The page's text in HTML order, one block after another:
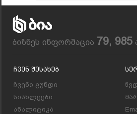
ბიზნეს ინფორმაცია 79, 985
Ჩვენ Შესახებ
ჩვენი გუნდი
სიახლეები
ანალიტიკა